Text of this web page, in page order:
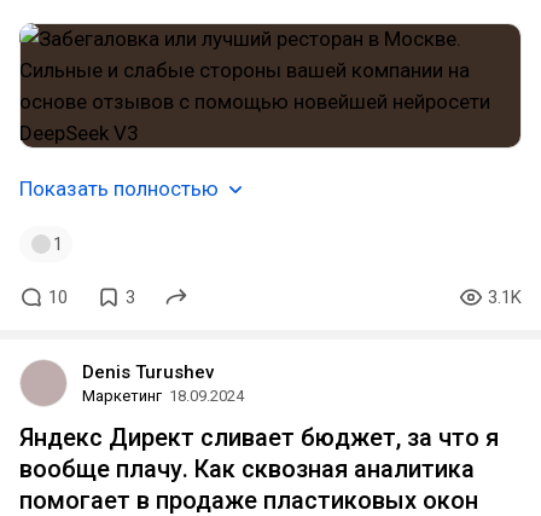
Показать полностью
1
10 3 3.1K
Denis Turushev
Маркетинг 18.09.2024
Яндекс Директ сливает бюджет, за что я
вообще плачу. Как сквозная аналитика
помогает в продаже пластиковых окон